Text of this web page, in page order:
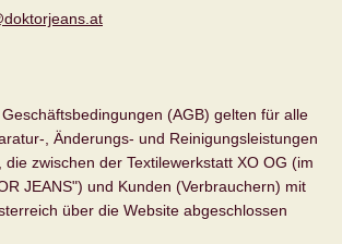
(AGB) gelten für alle
, Änderungs- und Reinigungsleistungen
die zwischen der Textilewerkstatt XO OG (im
JEANS") und Kunden (Verbrauchern) mit
über die Website abgeschlossen